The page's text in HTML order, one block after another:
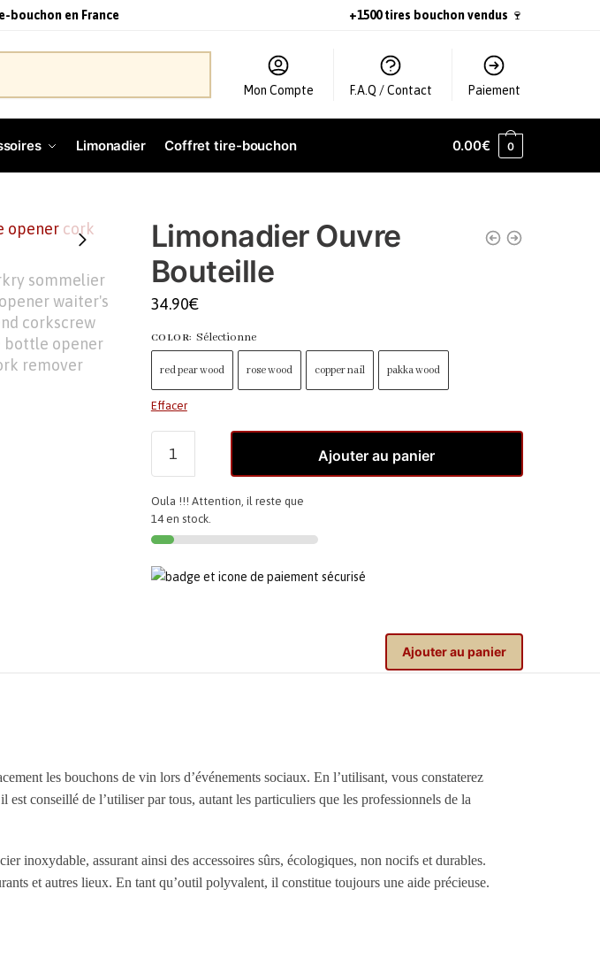
bouchon en France +1500 tires bouchon vendus 🍷
Mon Compte F.A.Q / Contact Paiement
Limonadier Coffret tire-bouchon 0.00€ 0
Limonadier Ouvre
Bouteille
34.90€
COLOR: Sélectionne
red pear wood rose wood copper nail pakka wood
Effacer
Ajouter au panier
Oula !!! Attention, il reste que
14 en stock.
Ajouter au panier
les bouchons de vin lors d’événements sociaux. En l’utilisant, vous constaterez
conseillé de l’utiliser par tous, autant les particuliers que les professionnels de la
inoxydable, assurant ainsi des accessoires sûrs, écologiques, non nocifs et durables.
et autres lieux. En tant qu’outil polyvalent, il constitue toujours une aide précieuse.